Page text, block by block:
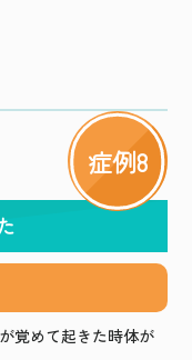
症例8
覚めて起きた時体が